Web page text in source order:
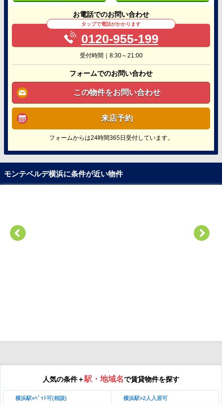
お電話でのお問い合わせ
タップで電話がかかります
0120-955-199
受付時間｜8:30～21:00
フォームでのお問い合わせ
この物件をお問い合わせ
来店予約
フォームからは24時間365日受付しています。
モンテベルデ横浜に条件が近い物件
人気の条件＋駅・地域名で賃貸物件を探す
横浜駅×ﾍﾟｯﾄ可(相談) 横浜駅×2人入居可